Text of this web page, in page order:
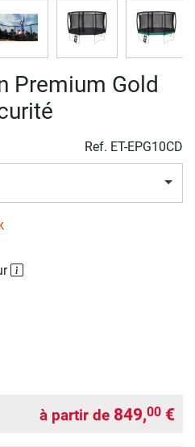
Premium Gold
Ref. ET-EPG10CD
à partir de 849,00 €